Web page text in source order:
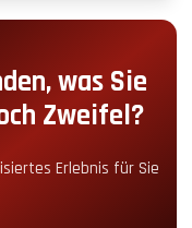
+2.00€
+5.00€
was Sie
Zweifel?
Erlebnis für Sie